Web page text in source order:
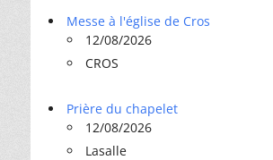
Messe à l'église de Cros
12/08/2026
CROS
Prière du chapelet
12/08/2026
Lasalle